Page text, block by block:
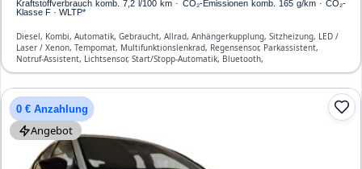
Kraftstoffverbrauch komb. 7,2 l/100 km · CO₂-Emissionen komb. 165 g/km · CO₂-
Klasse F · WLTP*
Diesel, Kombi, Automatik, Gebraucht, Allrad, Anhängerkupplung, Sitzheizung, LED /
Laser / Xenon, Tempomat, Multifunktionslenkrad, Regensensor, Parkassistent,
Notruf-Assistent, Lichtsensor, Start/Stopp-Automatik, Bluetooth,
Freisprecheinrichtung, ESP, ABS, Klimaanlage, Front- und Seiten-Airbags
0 € Anzahlung
Angebot